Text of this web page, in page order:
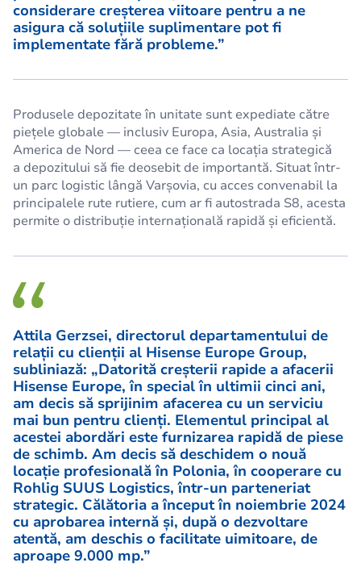
considerare creșterea viitoare pentru a ne
asigura că soluțiile suplimentare pot fi
implementate fără probleme.”
Produsele depozitate în unitate sunt expediate către
piețele globale — inclusiv Europa, Asia, Australia și
America de Nord — ceea ce face ca locația strategică
a depozitului să fie deosebit de importantă. Situat într-
un parc logistic lângă Varșovia, cu acces convenabil la
principalele rute rutiere, cum ar fi autostrada S8, acesta
permite o distribuție internațională rapidă și eficientă.
Attila Gerzsei, directorul departamentului de
relații cu clienții al Hisense Europe Group,
subliniază: „Datorită creșterii rapide a afacerii
Hisense Europe, în special în ultimii cinci ani,
am decis să sprijinim afacerea cu un serviciu
mai bun pentru clienți. Elementul principal al
acestei abordări este furnizarea rapidă de piese
de schimb. Am decis să deschidem o nouă
locație profesională în Polonia, în cooperare cu
Rohlig SUUS Logistics, într-un parteneriat
strategic. Călătoria a început în noiembrie 2024
cu aprobarea internă și, după o dezvoltare
atentă, am deschis o facilitate uimitoare, de
aproape 9.000 mp.”